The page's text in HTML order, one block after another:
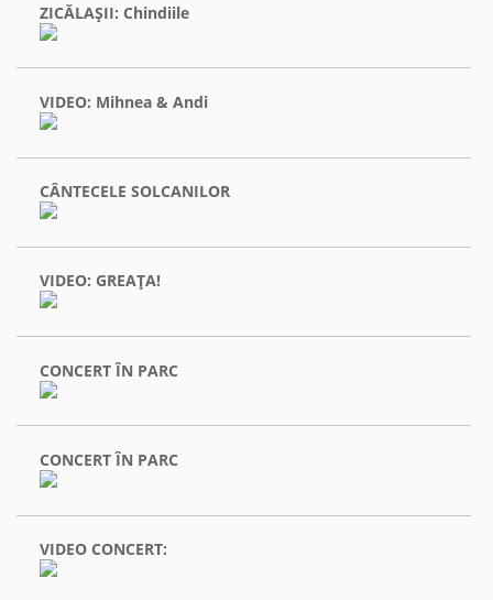
ZICĂLAŞII: Chindiile
VIDEO: Mihnea & Andi
CÂNTECELE SOLCANILOR
VIDEO: GREAŢA!
CONCERT ÎN PARC
CONCERT ÎN PARC
VIDEO CONCERT: